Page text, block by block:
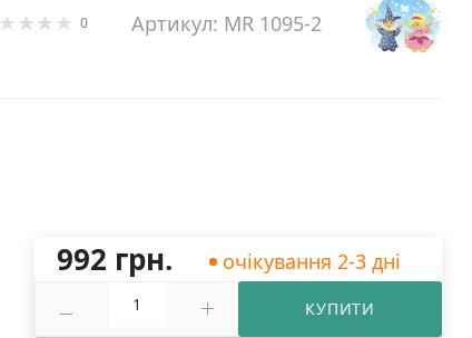
0 Артикул: MR 1095-2
992 грн. очікування 2-3 дні
КУПИТИ